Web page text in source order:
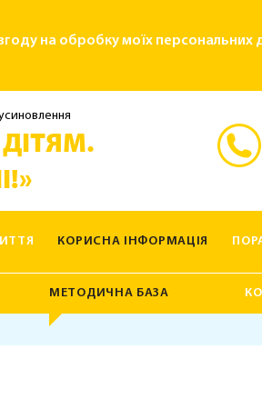
на обробку моїх персональних
КОРИСНА ІНФОРМАЦІЯ
МЕТОДИЧНА БАЗА